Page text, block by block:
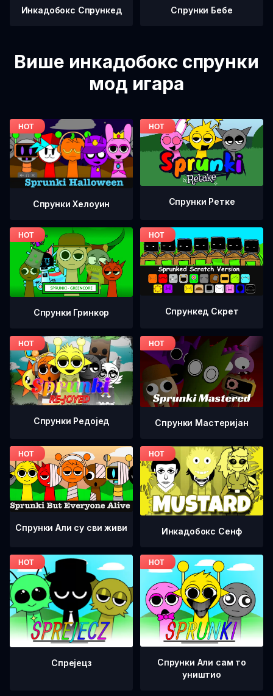
Инкадобокс Спрункед Спрунки Бебе
Више инкадобокс спрунки
мод игара
Спрунки Хелоуин Спрунки Ретке
Спрунки Гринкор Спрункед Скрет
Спрунки Редоjед Спрунки Мастеријан
Спрунки Али су сви живи Инкадобокс Сенф
Спрејецз
Спрунки Али сам то
уништио